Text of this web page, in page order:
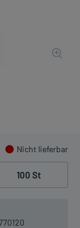
Nicht lieferbar
100 St